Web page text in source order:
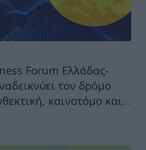
με την
Ιράκ για τις
Forum Ελλάδας-
τον δρόμο
καινοτόμο και